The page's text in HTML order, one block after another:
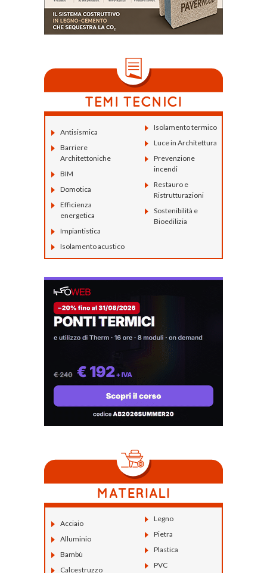
Antisismica
Barriere
Architettoniche
BIM
Domotica
Efficienza
energetica
Impiantistica
Isolamento acustico
Isolamento termico
Luce in Architettura
Prevenzione
incendi
Restauro e
Ristrutturazioni
Sostenibilità e
Bioedilizia
Acciaio
Alluminio
Bambù
Calcestruzzo
Legno
Pietra
Plastica
PVC